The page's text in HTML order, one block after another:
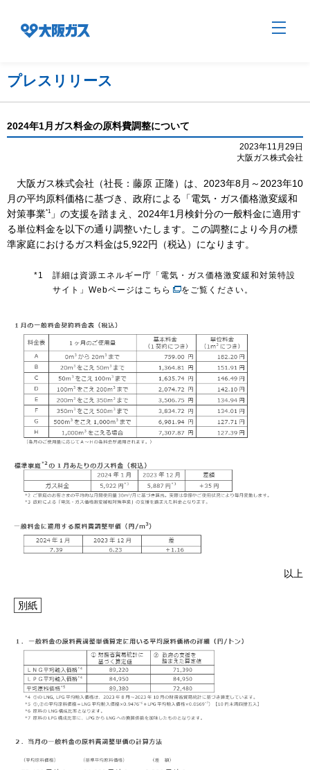
ご家庭のお客さま
お問い合わせ English
社会貢献
IR情報
採用情報
プレスリリース
プレスリリース
2024年1月ガス料金の原料費調整について
2023年11月29日
大阪ガス株式会社
大阪ガス株式会社（社長：藤原 正隆）は、2023年8月～2023年10
月の平均原料価格に基づき、政府による「電気・ガス価格激変緩和
対策事業*1 」の支援を踏まえ、2024年1月検針分の一般料金に適用す
る単位料金を以下の通り調整いたします。この調整により今月の標
準家庭におけるガス料金は5,922円（税込）になります。
*1
詳細は資源エネルギー庁「電気・ガス価格激変緩和対策特設
サイト」 Webページはこちら をご覧ください。
以上
別紙